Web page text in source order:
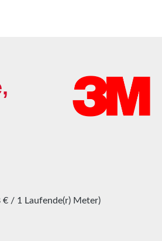
€ / 1 Laufende(r) Meter)